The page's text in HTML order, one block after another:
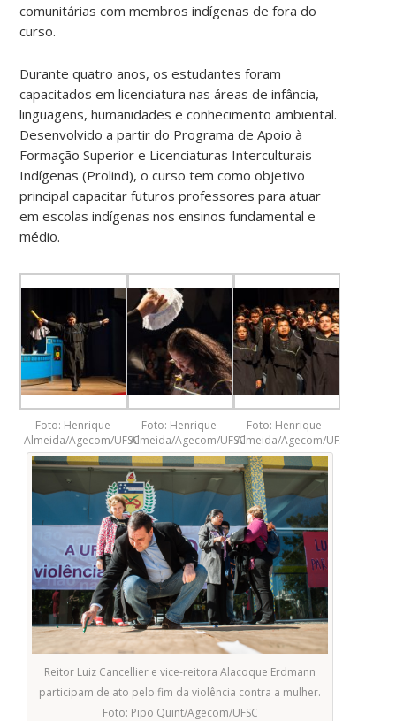
comunitárias com membros indígenas de fora do
curso.
Durante quatro anos, os estudantes foram
capacitados em licenciatura nas áreas de infância,
linguagens, humanidades e conhecimento ambiental.
Desenvolvido a partir do Programa de Apoio à
Formação Superior e Licenciaturas Interculturais
Indígenas (Prolind), o curso tem como objetivo
principal capacitar futuros professores para atuar
em escolas indígenas nos ensinos fundamental e
médio.
Foto: Henrique
Almeida/Agecom/UFSC
Foto: Henrique
Almeida/Agecom/UFSC
Foto: Henrique
Almeida/Agecom/UFSC
Reitor Luiz Cancellier e vice-reitora Alacoque Erdmann
participam de ato pelo fim da violência contra a mulher.
Foto: Pipo Quint/Agecom/UFSC